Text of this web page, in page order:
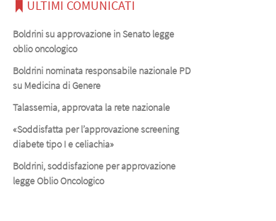
ULTIMI COMUNICATI
Boldrini su approvazione in Senato legge
oblio oncologico
Boldrini nominata responsabile nazionale PD
su Medicina di Genere
Talassemia, approvata la rete nazionale
«Soddisfatta per l’approvazione screening
diabete tipo I e celiachia»
Boldrini, soddisfazione per approvazione
legge Oblio Oncologico